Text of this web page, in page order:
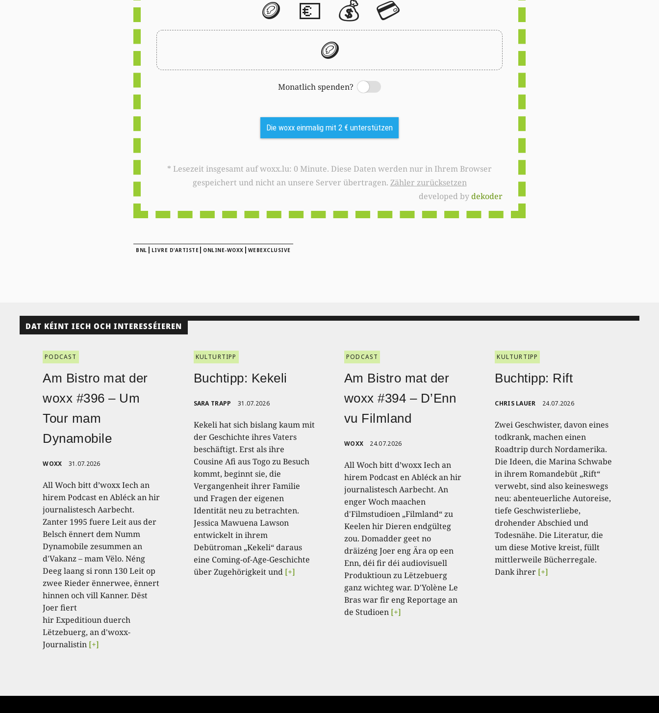
🪙 💶 💰 💳
🪙
Monatlich spenden?
Switch
Die woxx einmalig mit 2 € unterstützen
* Lesezeit insgesamt auf woxx.lu: 0 Minute. Diese Daten werden nur in Ihrem Browser
gespeichert und nicht an unsere Server übertragen. Zähler zurücksetzen
developed bydekoder
BNL | LIVRE D'ARTISTE | ONLINE-WOXX | WEBEXCLUSIVE
DAT KÉINT IECH OCH INTERESSÉIEREN
PODCAST
Am Bistro mat der
woxx #396 – Um
Tour mam
Dynamobile
WOXX 31.07.2026
All Woch bitt d’woxx Iech an
hirem Podcast en Abléck an hir
journalistesch Aarbecht.
Zanter 1995 fuere Leit aus der
Belsch ënnert dem Numm
Dynamobile zesummen an
d'Vakanz – mam Vëlo. Néng
Deeg laang si ronn 130 Leit op
zwee Rieder ënnerwee, ënnert
hinnen och vill Kanner. Dëst
Joer fiert
hir Expeditioun duerch
Lëtzebuerg, an d'woxx-
Journalistin [+]
KULTURTIPP
Buchtipp: Kekeli
SARA TRAPP 31.07.2026
Kekeli hat sich bislang kaum mit
der Geschichte ihres Vaters
beschäftigt. Erst als ihre
Cousine Afi aus Togo zu Besuch
kommt, beginnt sie, die
Vergangenheit ihrer Familie
und Fragen der eigenen
Identität neu zu betrachten.
Jessica Mawuena Lawson
entwickelt in ihrem
Debütroman „Kekeli“ daraus
eine Coming-of-Age-Geschichte
über Zugehörigkeit und [+]
PODCAST
Am Bistro mat der
woxx #394 – D’Enn
vu Filmland
WOXX 24.07.2026
All Woch bitt d’woxx Iech an
hirem Podcast en Abléck an hir
journalistesch Aarbecht. An
enger Woch maachen
d'Filmstudioen „Filmland“ zu
Keelen hir Dieren endgülteg
zou. Domadder geet no
dräizéng Joer eng Ära op een
Enn, déi fir déi audiovisuell
Produktioun zu Lëtzebuerg
ganz wichteg war. D'Yolène Le
Bras war fir eng Reportage an
de Studioen [+]
KULTURTIPP
Buchtipp: Rift
CHRIS LAUER 24.07.2026
Zwei Geschwister, davon eines
todkrank, machen einen
Roadtrip durch Nordamerika.
Die Ideen, die Marina Schwabe
in ihrem Romandebüt „Rift“
verwebt, sind also keineswegs
neu: abenteuerliche Autoreise,
tiefe Geschwisterliebe,
drohender Abschied und
Todesnähe. Die Literatur, die
um diese Motive kreist, füllt
mittlerweile Bücherregale.
Dank ihrer [+]